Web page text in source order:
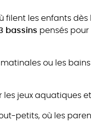
filent les enfants
bassins pensés
ou les
les jeux aquatiques
petits, où les